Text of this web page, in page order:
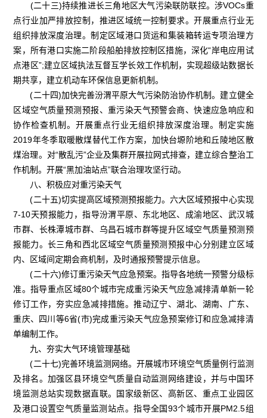
(二十三)持续推进长三角地区大气污染联防联控。涉VOCs重
点行业加严排放控制，推进区域统一控制要求。开展重点行业无
组织排放深度治理。制定区域港口货运和集装箱转运专项治理方
案，所有港口实施二阶段船舶排放控制区措施，深化“岸电应用试
点港区”;建立区域执法互督互学长效工作机制，实现超级站数据长
期共享，建立机动车环保信息更新机制。
(二十四)加快完善汾渭平原大气污染防治协作机制。建立健全
区域空气质量预测预报、重污染天气预警会商、快速应急响应和
协作检查机制。开展重点行业无组织排放深度治理。制定实施
2019年冬季取暖散煤替代工作方案，加快台塬阶地和丘陵地区散
煤治理。对“散乱污”企业及集群开展拉网式排查，建立综合整治工
作机制。开展“黑加油站点”联合治理攻坚行动。
八、积极应对重污染天气
(二十五)切实提高区域预测预报能力。六大区域预报中心实现
7-10天预报能力，指导汾渭平原、东北地区、成渝地区、武汉城
市群、长株潭城市群、乌昌石城市群等提升区域空气质量预测预
报能力。长三角和西北区域空气质量预测预报中心分别建立区域
内、区域间定期会商机制，及时通报预警提示信息。
(二十六)修订重污染天气应急预案。指导各地统一预警分级标
准。指导重点区域80个城市完成重污染天气应急减排清单新一轮
修订工作，夯实应急减排措施。推动辽宁、湖北、湖南、广东、
重庆、四川等6省(市)完成重污染天气应急预案修订和应急减排清
单编制工作。
九、夯实大气环境管理基础
(二十七)完善环境监测网络。开展城市环境空气质量例行监测
及排名。加强区县环境空气质量自动监测网络建设，并与中国环
境监测总站实现数据直联。国家级新区、高新区、重点工业园区
及港口设置空气质量监测站点。指导全国93个城市开展PM2.5组